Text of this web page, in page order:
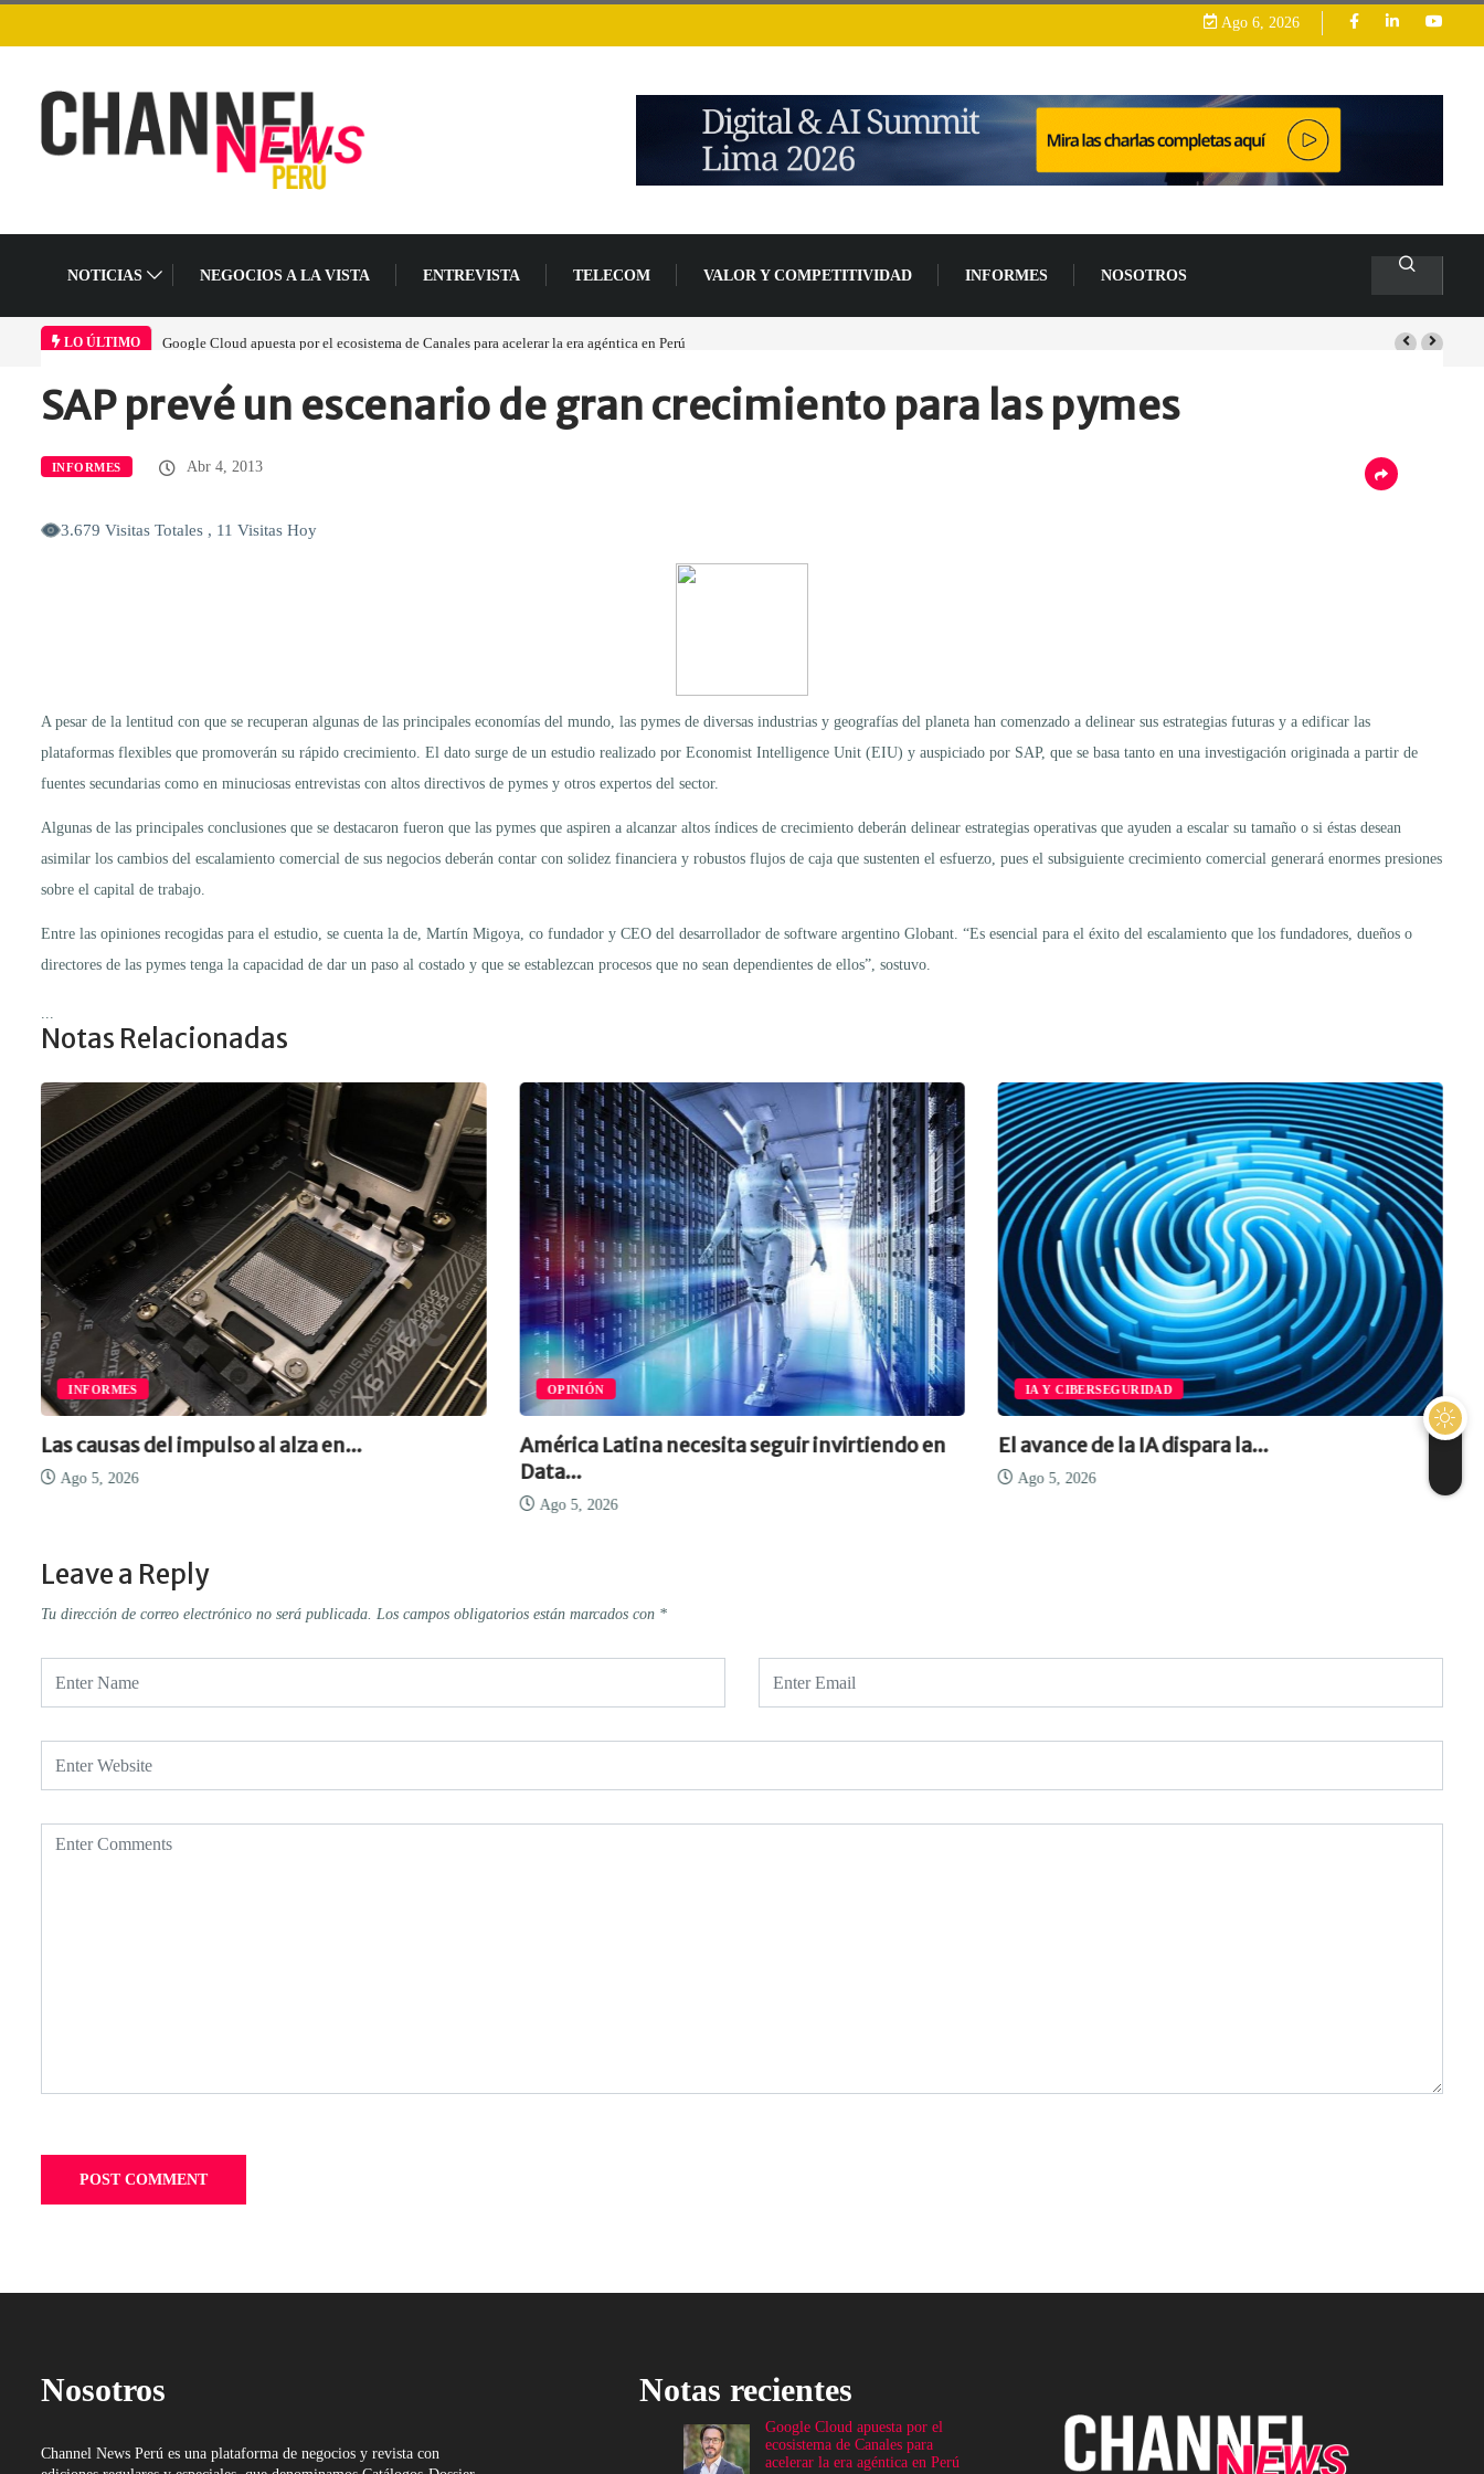
Ago 6, 2026
NOTICIAS NEGOCIOS A LA VISTA ENTREVISTA TELECOM VALOR Y COMPETITIVIDAD INFORMES NOSOTROS
LO ÚLTIMO
apuesta por el ecosistema de Canales para acelerar la era agéntica en Perú Las causas del impulso al alza en el precio de las placas base
Home Empresa SAP prevé un…
SAP prevé un escenario de gran crecimiento para las pymes
INFORMES Abr 4, 2013
3.679 Visitas Totales , 11 Visitas Hoy
A pesar de la lentitud con que se recuperan algunas de las principales economías del mundo, las pymes de diversas industrias y geografías del planeta han comenzado a delinear sus estrategias futuras y a edificar las
plataformas flexibles que promoverán su rápido crecimiento. El dato surge de un estudio realizado por Economist Intelligence Unit (EIU) y auspiciado por SAP, que se basa tanto en una investigación originada a partir de
fuentes secundarias como en minuciosas entrevistas con altos directivos de pymes y otros expertos del sector.
Algunas de las principales conclusiones que se destacaron fueron que las pymes que aspiren a alcanzar altos índices de crecimiento deberán delinear estrategias operativas que ayuden a escalar su tamaño o si éstas desean
asimilar los cambios del escalamiento comercial de sus negocios deberán contar con solidez financiera y robustos flujos de caja que sustenten el esfuerzo, pues el subsiguiente crecimiento comercial generará enormes presiones
sobre el capital de trabajo.
Entre las opiniones recogidas para el estudio, se cuenta la de, Martín Migoya, co fundador y CEO del desarrollador de software argentino Globant. “Es esencial para el éxito del escalamiento que los fundadores, dueños o
directores de las pymes tenga la capacidad de dar un paso al costado y que se establezcan procesos que no sean dependientes de ellos”, sostuvo.
Notas Relacionadas
INFORMES
Las causas del impulso al alza en...
Ago 5, 2026
OPINIÓN
América Latina necesita seguir invirtiendo en
Data...
Ago 5, 2026
IA Y CIBERSEGURIDAD
El avance de la IA dispara la...
Ago 5, 2026
Leave a Reply
Tu dirección de correo electrónico no será publicada. Los campos obligatorios están marcados con *
Nosotros
Channel News Perú es una plataforma de negocios y revista con
Notas recientes
Google Cloud apuesta por el
ecosistema de Canales para
acelerar la era agéntica en Perú